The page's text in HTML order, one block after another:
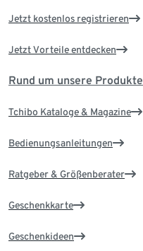
Jetzt kostenlos registrieren
Jetzt Vorteile entdecken
Rund um unsere Produkte
Tchibo Kataloge & Magazine
Bedienungsanleitungen
Ratgeber & Größenberater
Geschenkkarte
Geschenkideen